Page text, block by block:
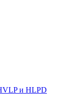
и HLPD